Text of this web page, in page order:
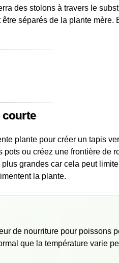
des stolons à travers le
séparés de la plante
plante pour créer un tapis
pots ou créez une frontière de
grandes car cela peut
la plante.
de nourriture pour poissons
que la température varie